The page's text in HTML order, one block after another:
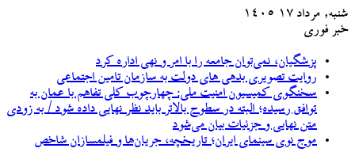
شنبه, مرداد ۱۷ ۱۴۰۵
خبر فوری
پزشگیان، نمی‌توان جامعه را با امر و نهی اداره کرد
روایت تصویری بدهی های دولت به سازمان تامین اجتماعی
سخنگوی کمیسیون امنیت ملی: چهارچوب کلی تفاهم با عمان به
توافق رسیده؛ البته در سطوح بالاتر باید نظر نهایی داده شود / به زودی
متن نهایی و جزئیات بیان می‌شود
موج نوی سینمای ایران؛ تاریخچه، جریان‌ها و فیلمسازان شاخص